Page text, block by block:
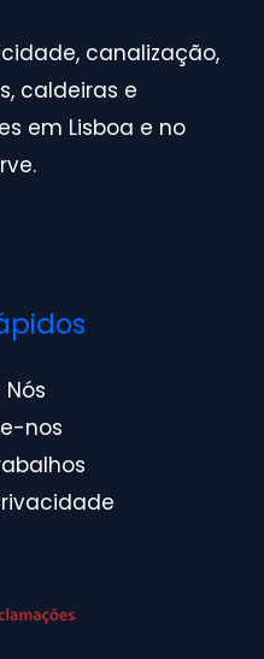
canalização,
caldeiras e
em Lisboa e no
Nós
nos